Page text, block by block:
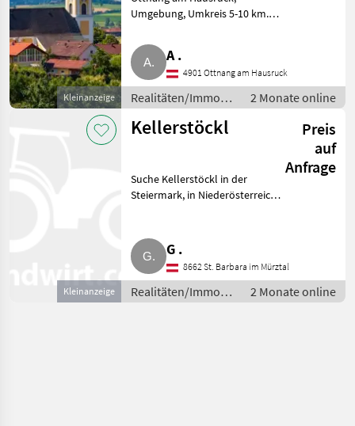
Kleinanzeige
Umgebung, Umkreis 5-10 km.
landwirtschaftlicher
Facharbeiter sucht Platz für
seine 2-3 Oldtimer und
Motoren. Muss nichts Außergew
A .
4901 Ottnang am Hausruck
Realitäten/Immobilien
/ Sonstige
Immobilien
2 Monate online
Kleinanzeige
Kellerstöckl
Preis
auf
Anfrage
Suche Kellerstöckl in der
Steiermark, in Niederösterreich,
Immobilien
G .
8662 St. Barbara im Mürztal
Realitäten/Immobilien
/ Sonstige
2 Monate online